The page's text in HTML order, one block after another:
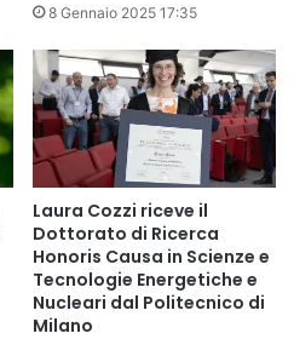
8 Gennaio 2025 17:35
Laura Cozzi riceve il
Dottorato di Ricerca
Honoris Causa in Scienze e
Tecnologie Energetiche e
Nucleari dal Politecnico di
Milano